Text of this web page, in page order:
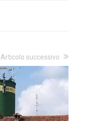
Articolo successivo